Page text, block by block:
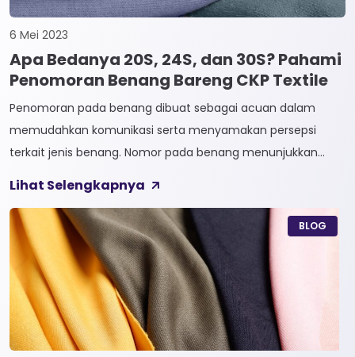
6 Mei 2023
Apa Bedanya 20S, 24S, dan 30S? Pahami
Penomoran Benang Bareng CKP Textile
Penomoran pada benang dibuat sebagai acuan dalam
memudahkan komunikasi serta menyamakan persepsi
terkait jenis benang. Nomor pada benang menunjukkan
penomoran sendiri terbagi menjadi dua, Tidak Langsung dan
Langsung. 1. Penomoran Tidak Langsung Penomoran Tidak
Langsung biasa diaplikasikan pada jenis Natural Fiber, seperti
Rayon dan Cotton. Satuan yang paling […]
Lihat Selengkapnya
BLOG